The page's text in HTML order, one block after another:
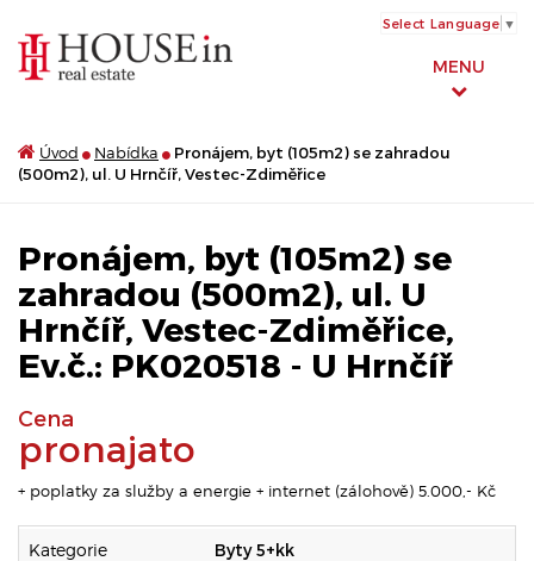
MENU
Select Language ▼
Úvod Nabídka
Pronájem, byt (105m2) se zahradou
(500m2), ul. U Hrnčíř, Vestec-Zdiměřice
Pronájem, byt (105m2) se
zahradou (500m2), ul. U
Hrnčíř, Vestec-Zdiměřice,
Ev.č.: PK020518 - U Hrnčíř
Cena
pronajato
+ poplatky za služby a energie + internet (zálohově) 5.000,- Kč
Kategorie Byty 5+kk